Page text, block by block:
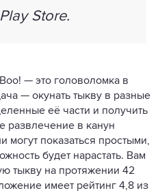
Store.
— это головоломка в
— окунать тыкву в разные
её части и получить
развлечение в канун
могут показаться простыми,
будет нарастать. Вам
тыкву на протяжении 42
имеет рейтинг 4,8 из